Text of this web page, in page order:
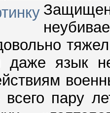
даже язык
пару